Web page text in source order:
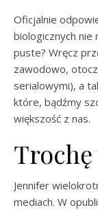
Oficjalnie
biologicznych nie
puste? Wręcz
zawodowo,
serialowymi), a
które, bądźmy
większość z nas.
Jennifer
mediach. W